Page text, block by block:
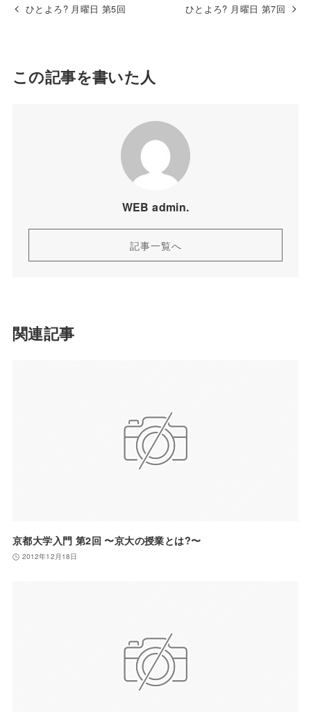
ひとよろ? 月曜日 第5回 ひとよろ? 月曜日 第7回
この記事を書いた人
WEB admin.
記事一覧へ
関連記事
京都大学入門 第2回 〜京大の授業とは?〜
2012年12月18日